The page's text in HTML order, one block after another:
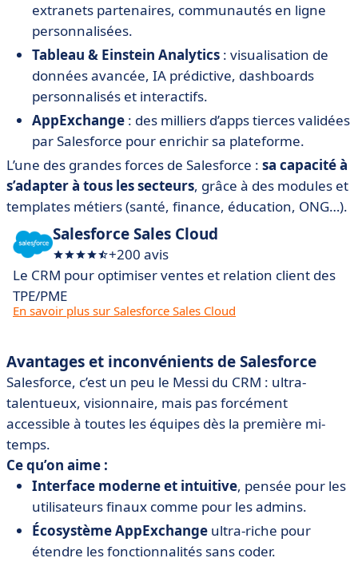
extranets partenaires, communautés en ligne
personnalisées.
Tableau & Einstein Analytics : visualisation de
données avancée, IA prédictive, dashboards
personnalisés et interactifs.
AppExchange : des milliers d’apps tierces validées
par Salesforce pour enrichir sa plateforme.
L’une des grandes forces de Salesforce : sa capacité à
s’adapter à tous les secteurs, grâce à des modules et
templates métiers (santé, finance, éducation, ONG…).
Salesforce Sales Cloud
+200 avis
Le CRM pour optimiser ventes et relation client des
TPE/PME
En savoir plus sur Salesforce Sales Cloud
Avantages et inconvénients de Salesforce
Salesforce, c’est un peu le Messi du CRM : ultra-
talentueux, visionnaire, mais pas forcément
accessible à toutes les équipes dès la première mi-
temps.
Ce qu’on aime :
Interface moderne et intuitive, pensée pour les
utilisateurs finaux comme pour les admins.
Écosystème AppExchange ultra-riche pour
étendre les fonctionnalités sans coder.